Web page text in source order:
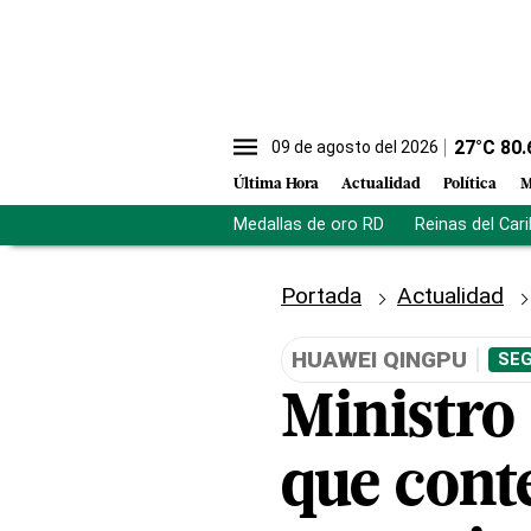
09 de agosto del 2026 27°C
Última Hora Actualidad Política
Medallas de oro RD Reinas del
Portada Actualidad
HUAWEI QINGPU
Ministro
que